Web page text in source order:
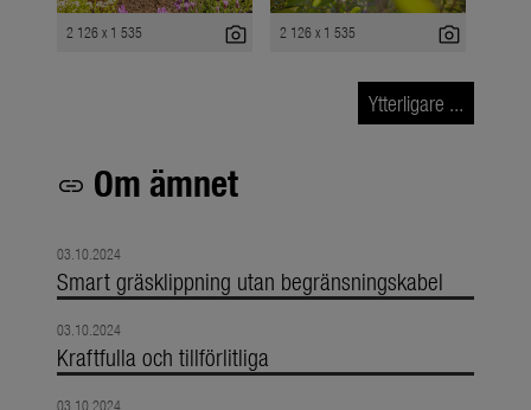
2 126 x 1 535 photo_camera 2 126 x 1 535 photo_camera
Ytterligare ...
link Om ämnet
03.10.2024
Smart gräsklippning utan begränsningskabel
03.10.2024
Kraftfulla och tillförlitliga
03.10.2024